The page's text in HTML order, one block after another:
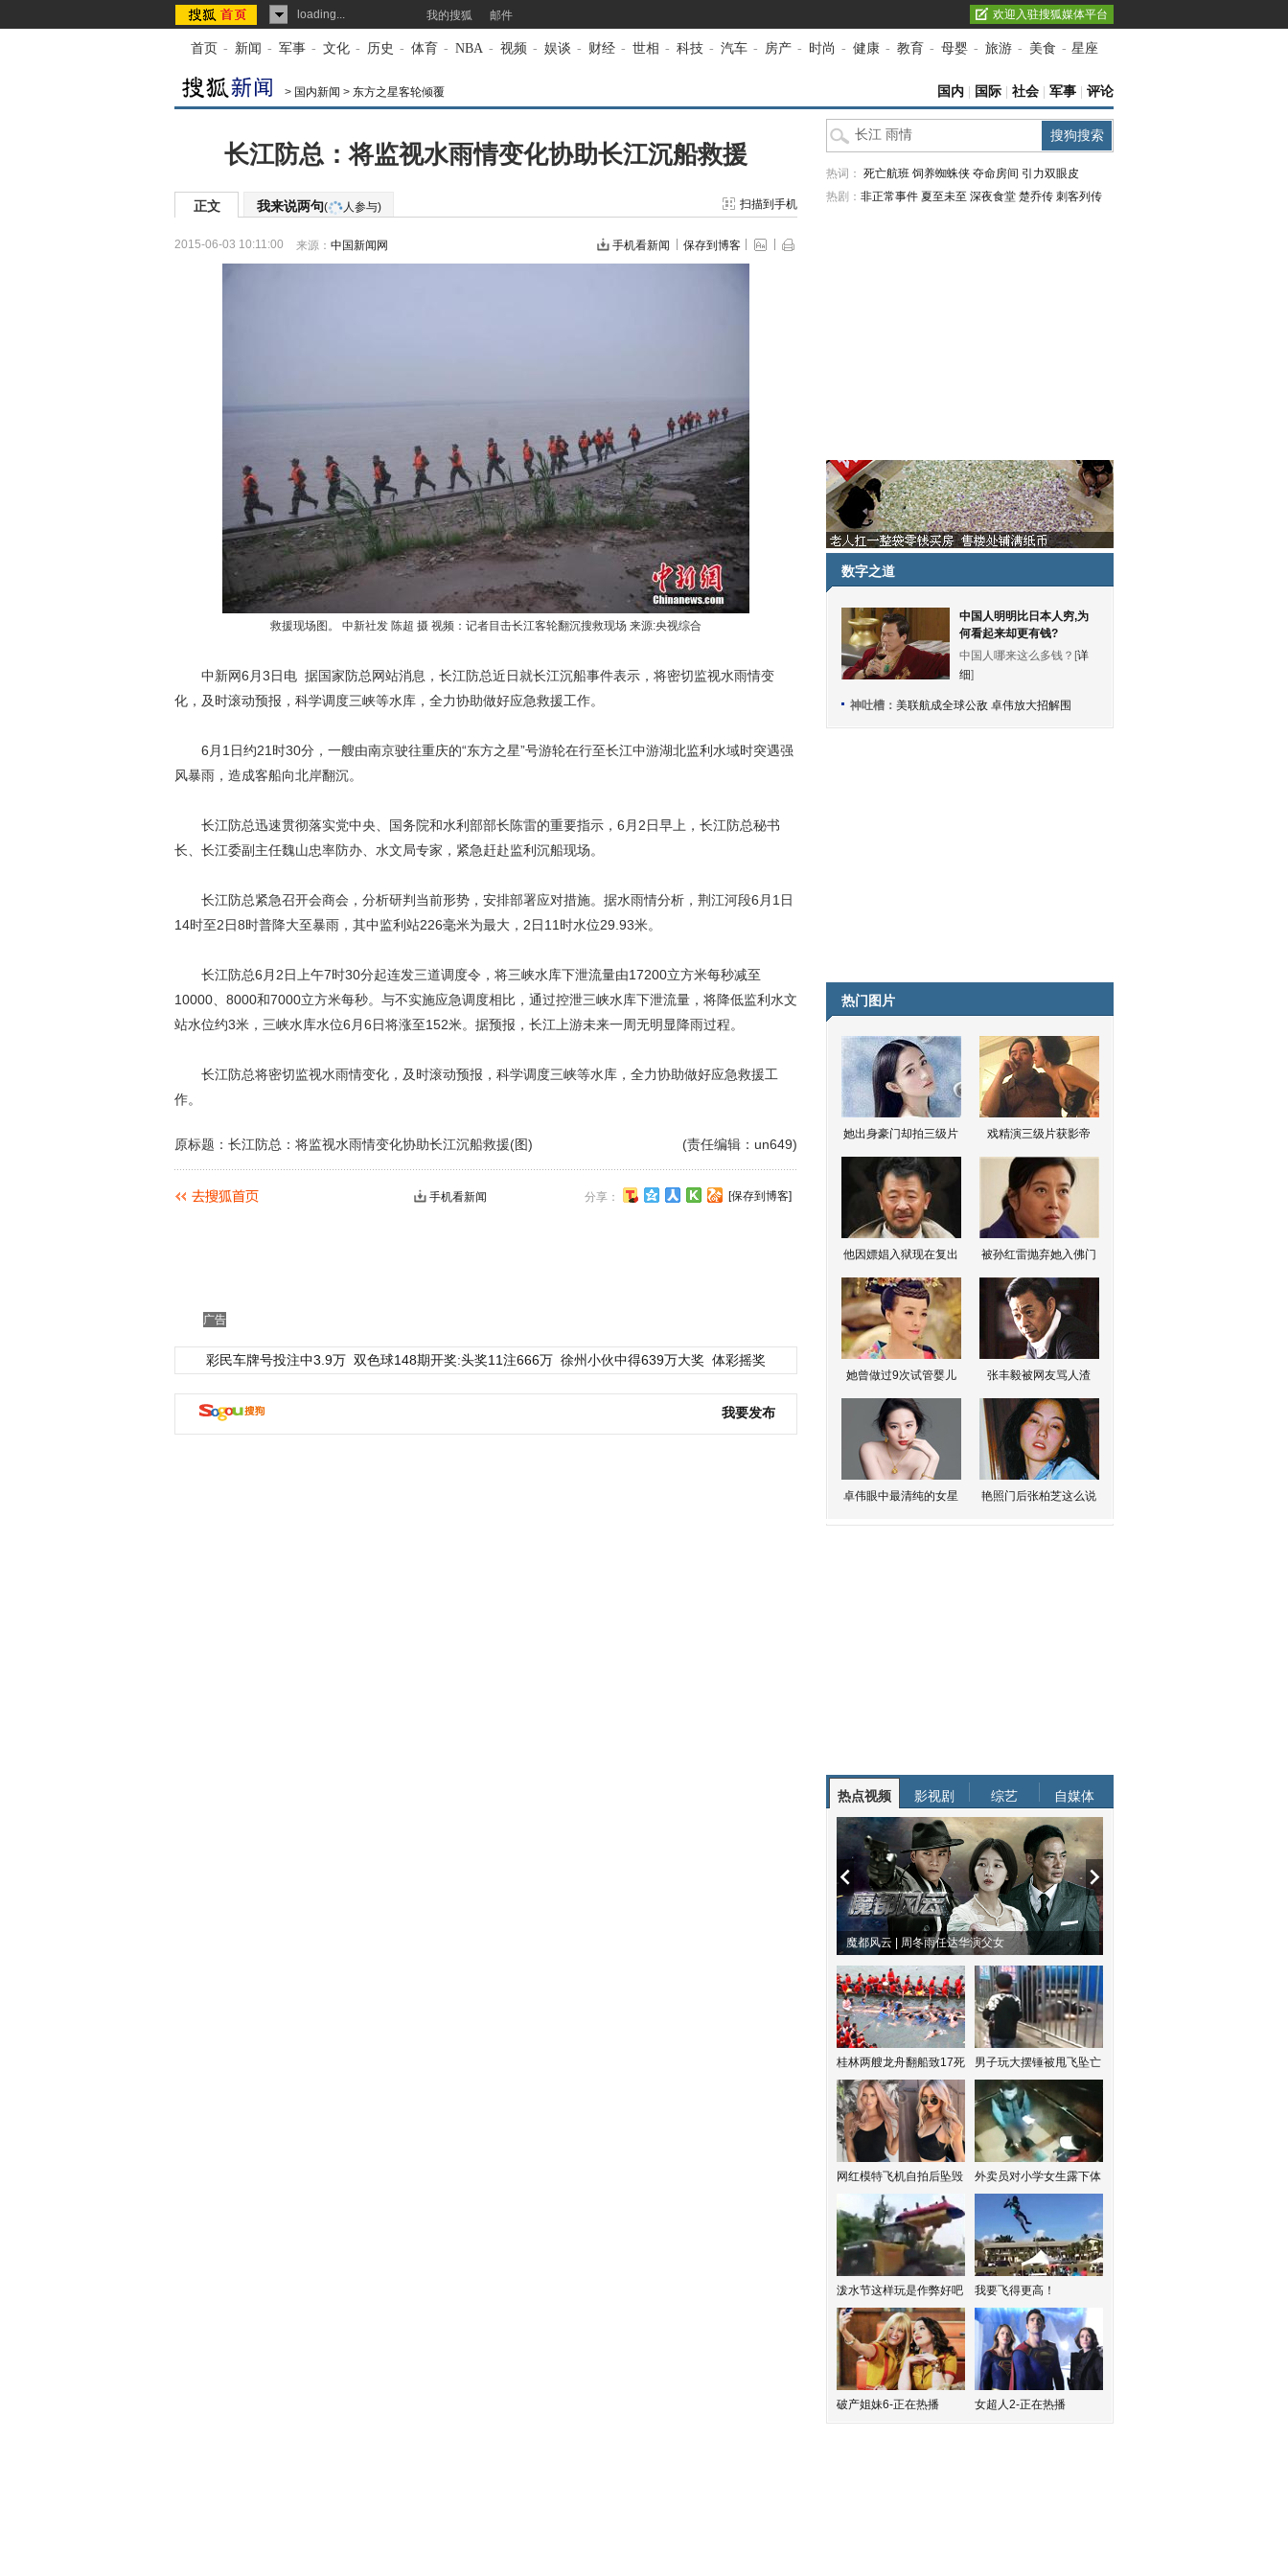
loading... 我的搜狐 邮件 欢迎入驻搜狐媒体平台
首页 - 新闻 - 军事 - 文化 - 历史 - 体育 - NBA - 视频 - 娱谈 - 财经 - 世相 - 科技 - 汽车 - 房产 - 时尚 - 健康 - 教育 - 母婴 - 旅游 - 美食 - 星座
> 国内新闻 > 东方之星客轮倾覆 国内 国际 社会 军事 评论
长江防总：将监视水雨情变化协助长江沉船救援
正文 我来说两句( 人参与) 扫描到手机
2015-06-03 10:11:00 来源： 中国新闻网 手机看新闻 保存到博客
救援现场图。 中新社发 陈超 摄 视频：记者目击长江客轮翻沉搜救现场 来源:央视综合
中新网6月3日电 据国家防总网站消息，长江防总近日就长江沉船事件表示，将密切监视水雨情变
化，及时滚动预报，科学调度三峡等水库，全力协助做好应急救援工作。
6月1日约21时30分，一艘由南京驶往重庆的“东方之星”号游轮在行至长江中游湖北监利水域时突遇强
风暴雨，造成客船向北岸翻沉。
长江防总迅速贯彻落实党中央、国务院和水利部部长陈雷的重要指示，6月2日早上，长江防总秘书
长、长江委副主任魏山忠率防办、水文局专家，紧急赶赴监利沉船现场。
长江防总紧急召开会商会，分析研判当前形势，安排部署应对措施。据水雨情分析，荆江河段6月1日
14时至2日8时普降大至暴雨，其中监利站226毫米为最大，2日11时水位29.93米。
长江防总6月2日上午7时30分起连发三道调度令，将三峡水库下泄流量由17200立方米每秒减至
10000、8000和7000立方米每秒。与不实施应急调度相比，通过控泄三峡水库下泄流量，将降低监利水文
站水位约3米，三峡水库水位6月6日将涨至152米。据预报，长江上游未来一周无明显降雨过程。
长江防总将密切监视水雨情变化，及时滚动预报，科学调度三峡等水库，全力协助做好应急救援工
作。
(责任编辑：un649)
原标题：长江防总：将监视水雨情变化协助长江沉船救援(图)
分享： [保存到博客]
手机看新闻
广告
彩民车牌号投注中3.9万 双色球148期开奖:头奖11注666万 徐州小伙中得639万大奖 体彩摇奖
我要发布
热词： 死亡航班 饲养蜘蛛侠 夺命房间 引力双眼皮
热剧： 非正常事件 夏至未至 深夜食堂 楚乔传 刺客列传
数字之道
中国人明明比日本人穷,为
何看起来却更有钱?
中国人哪来这么多钱？[详
细]
神吐槽： 美联航成全球公敌 卓伟放大招解围
热门图片
她出身豪门却拍三级片 戏精演三级片获影帝
他因嫖娼入狱现在复出 被孙红雷抛弃她入佛门
她曾做过9次试管婴儿 张丰毅被网友骂人渣
卓伟眼中最清纯的女星 艳照门后张柏芝这么说
热点视频 影视剧 综艺 自媒体
魔都风云 | 周冬雨任达华演父女
桂林两艘龙舟翻船致17死 男子玩大摆锤被甩飞坠亡
网红模特飞机自拍后坠毁 外卖员对小学女生露下体
泼水节这样玩是作弊好吧 我要飞得更高！
破产姐妹6-正在热播 女超人2-正在热播